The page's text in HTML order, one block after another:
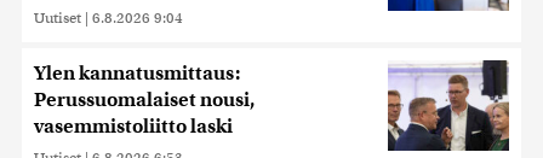
Uutiset | 6.8.2026 9:04
Ylen kannatusmittaus:
Perussuomalaiset nousi,
vasemmistoliitto laski